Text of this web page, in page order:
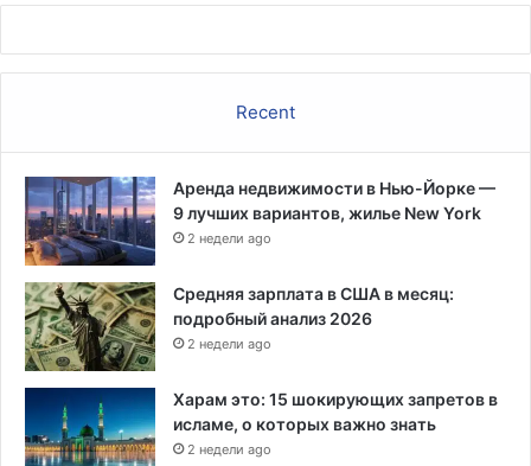
Recent
Аренда недвижимости в Нью-Йорке —
9 лучших вариантов, жилье New York
2 недели ago
Средняя зарплата в США в месяц:
подробный анализ 2026
2 недели ago
Харам это: 15 шокирующих запретов в
исламе, о которых важно знать
2 недели ago